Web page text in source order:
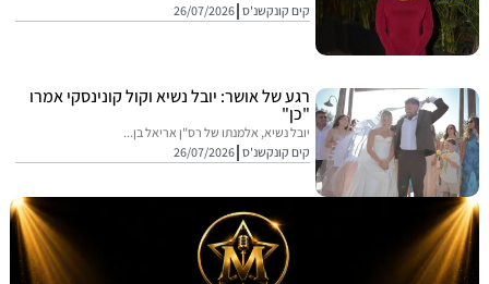
קים קונקשנ'ס 26/07/2026
רגע של אושר: יובל נשיא וקול קונינסקי אמרו
"כן"
יובל נשיא, אלמנתו של רס"ן אריאל בן...
קים קונקשנ'ס 26/07/2026